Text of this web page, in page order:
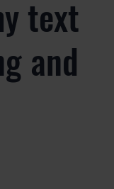
text
and